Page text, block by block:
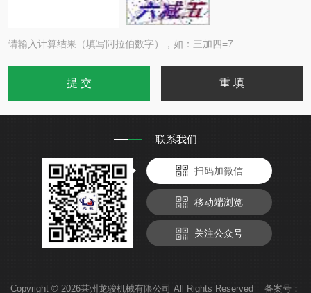
请输入计算结果（填写阿拉伯数字），如：三加四=7
联系我们
扫码加微信
移动端浏览
关注公众号
Copyright © 2026莱州龙骏机械有限公司 All Rights Reserved 备案号：